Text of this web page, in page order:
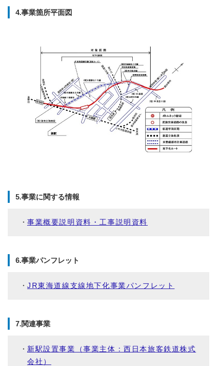
4.事業箇所平面図
5.事業に関する情報
事業概要説明資料・工事説明資料
6.事業パンフレット
JR東海道線支線地下化事業パンフレット
7.関連事業
新駅設置事業（事業主体：西日本旅客鉄道株式
会社）